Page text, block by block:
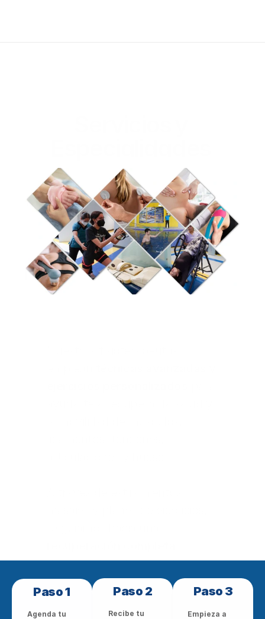
Rehabilitación Integral: Tu Camino
hacia la Recuperación Total
después de enfermedades o
lesiones.
Paso 1
Agenda tu
Paso 2 Paso 3
Empieza a
Recibe tu